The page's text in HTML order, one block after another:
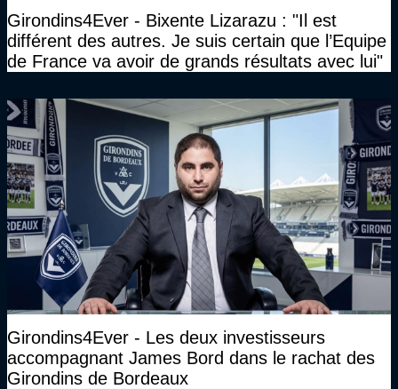
Girondins4Ever - Bixente Lizarazu : "Il est
différent des autres. Je suis certain que l’Equipe
de France va avoir de grands résultats avec lui"
Girondins4Ever - Les deux investisseurs
accompagnant James Bord dans le rachat des
Girondins de Bordeaux